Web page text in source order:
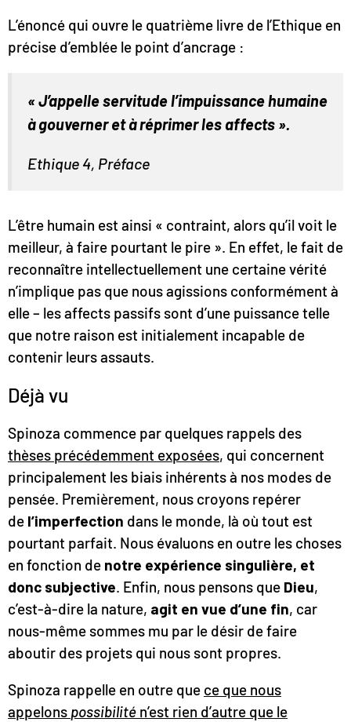
L’énoncé qui ouvre le quatrième livre de l’Ethique en
précise d’emblée le point d’ancrage :
« J’appelle servitude l’impuissance humaine
à gouverner et à réprimer les affects ».
Ethique 4, Préface
L’être humain est ainsi « contraint, alors qu’il voit le
meilleur, à faire pourtant le pire ». En effet, le fait de
reconnaître intellectuellement une certaine vérité
n’implique pas que nous agissions conformément à
elle – les affects passifs sont d’une puissance telle
que notre raison est initialement incapable de
contenir leurs assauts.
Déjà vu
Spinoza commence par quelques rappels des
thèses précédemment exposées, qui concernent
principalement les biais inhérents à nos modes de
pensée. Premièrement, nous croyons repérer
de l’imperfection dans le monde, là où tout est
pourtant parfait. Nous évaluons en outre les choses
en fonction de notre expérience singulière, et
donc subjective. Enfin, nous pensons que Dieu,
c’est-à-dire la nature, agit en vue d’une fin, car
nous-même sommes mu par le désir de faire
aboutir des projets qui nous sont propres.
Spinoza rappelle en outre que ce que nous
appelons possibilité n’est rien d’autre que le